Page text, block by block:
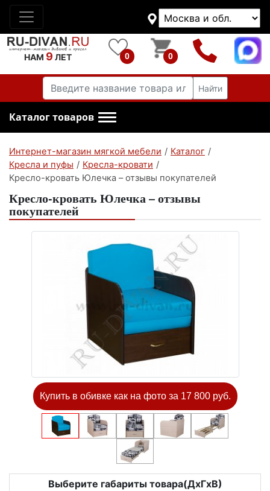
НАМ 9 ЛЕТ 0 0
Найти
Каталог товаров
Интернет-магазин мягкой мебели / Каталог /
Кресла и пуфы / Кресла-кровати /
Кресло-кровать Юлечка – отзывы покупателей
Кресло-кровать Юлечка – отзывы
покупателей
Купить в обивке как на фото за 17 800 руб.
Выберите габариты товара(ДxГxВ)